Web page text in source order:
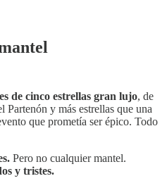
de cinco estrellas gran lujo, de
Partenón y más estrellas que una
que prometía ser épico. Todo
Pero no cualquier mantel.
y tristes.